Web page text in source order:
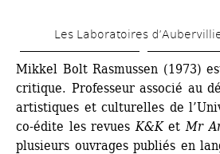
au
contenu
principal
Les Laboratoires
Mikkel Bolt Rasmussen (1973)
critique. Professeur associé au
artistiques et culturelles de
co-édite les revues K&Ket Mr
plusieurs ouvrages publiés en